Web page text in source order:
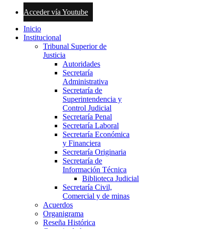
Acceder vía Youtube
Inicio
Institucional
Tribunal Superior de
Justicia
Autoridades
Secretaría
Administrativa
Secretaría de
Superintendencia y
Control Judicial
Secretaría Penal
Secretaría Laboral
Secretaría Económica
y Financiera
Secretaría Originaria
Secretaría de
Información Técnica
Biblioteca Judicial
Secretaría Civil,
Comercial y de minas
Acuerdos
Organigrama
Reseña Histórica